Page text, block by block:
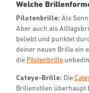
Welche
Pilotenbrille: Als
Aber auch als
beliebt und punktet
deiner neuen Brille ein
die Pilotenbrille
Cateye-Brille: Die
Brillenstilen überhaupt